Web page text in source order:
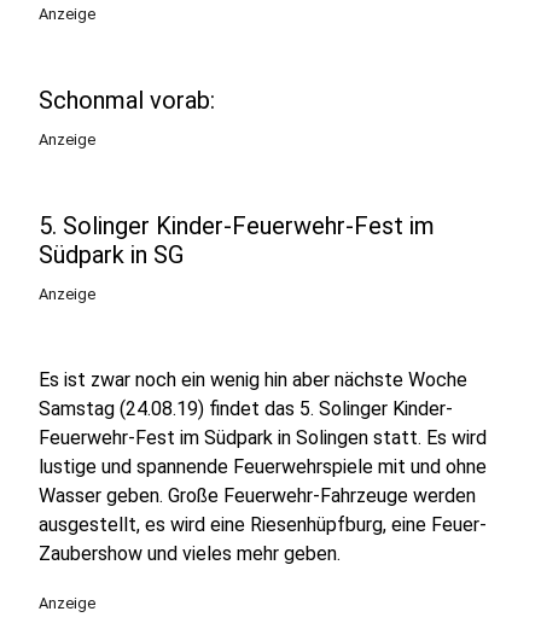
Anzeige
Schonmal vorab:
Anzeige
5. Solinger Kinder-Feuerwehr-Fest im
Südpark in SG
Anzeige
Es ist zwar noch ein wenig hin aber nächste Woche
Samstag (24.08.19) findet das 5. Solinger Kinder-
Feuerwehr-Fest im Südpark in Solingen statt. Es wird
lustige und spannende Feuerwehrspiele mit und ohne
Wasser geben. Große Feuerwehr-Fahrzeuge werden
ausgestellt, es wird eine Riesenhüpfburg, eine Feuer-
Zaubershow und vieles mehr geben.
Anzeige